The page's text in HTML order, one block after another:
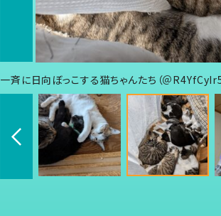
一斉に日向ぼっこする猫ちゃんたち（＠